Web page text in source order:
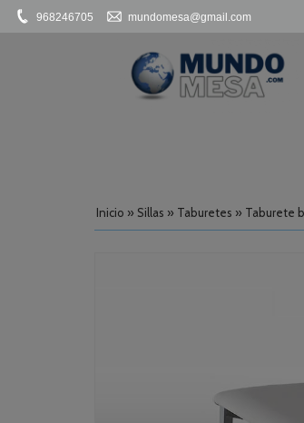
968246705 mundomesa@gmail.com
Inicio » Sillas » Taburetes » Taburete